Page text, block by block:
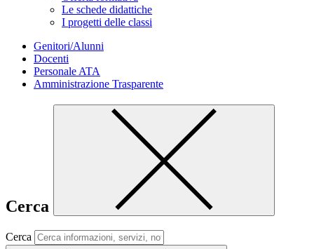
Le schede didattiche
I progetti delle classi
Genitori/Alunni
Docenti
Personale ATA
Amministrazione Trasparente
Cerca
Cerca